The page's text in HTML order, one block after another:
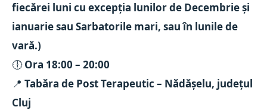
fiecărei luni cu excepția lunilor de Decembrie și
ianuarie sau Sarbatorile mari, sau în lunile de
vară.)
🕕Ora 18:00 – 20:00
📍Tabăra de Post Terapeutic – Nădășelu, județul
Cluj